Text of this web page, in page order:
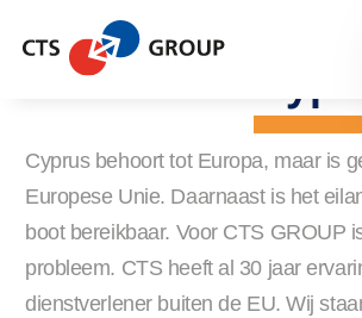
Distributie
Cyprus behoort tot Europa, maar is
Europese Unie. Daarnaast is het
boot bereikbaar. Voor CTS GROUP
probleem. CTS heeft al 30 jaar
dienstverlener buiten de EU. Wij